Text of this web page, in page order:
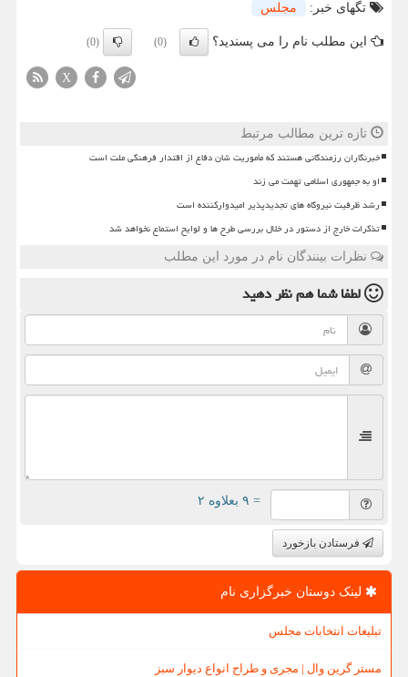
تگهای خبر:
مجلس
این مطلب نام را می پسندید؟ (0)
(0)
X
تازه ترین مطالب مرتبط
خبرنگاران رزمندگانی هستند که مأموریت شان دفاع از اقتدار فرهنگی ملت است
او به جمهوری اسلامی تهمت می زند
رشد ظرفیت نیروگاه های تجدیدپذیر امیدوارکننده است
تذکرات خارج از دستور در خلال بررسی طرح ها و لوایح استماع نخواهد شد
نظرات بینندگان نام در مورد این مطلب
لطفا شما همنظر دهید
= ۹ بعلاوه ۲
فرستادن بازخورد
لینک دوستان خبرگزاری نام
تبلیغات انتخابات مجلس
مستر گرین وال | مجری و طراح انواع دیوار سبز